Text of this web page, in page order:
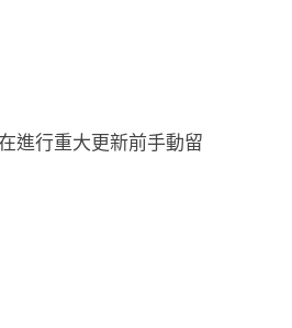
進行重大更新前手動留